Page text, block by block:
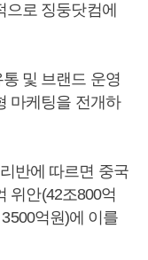
로 징둥닷컴에
및 브랜드 운영
마케팅을 전개하
반에 따르면 중국
위안(42조800억
억원)에 이를